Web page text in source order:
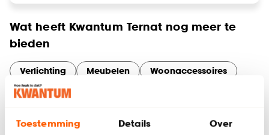
Toestemming Details Over
Wat heeft Kwantum Ternat nog meer te
bieden
Verlichting Meubelen
Woonaccessoires
Behang
Services en diensten bij Kwantum Ternat